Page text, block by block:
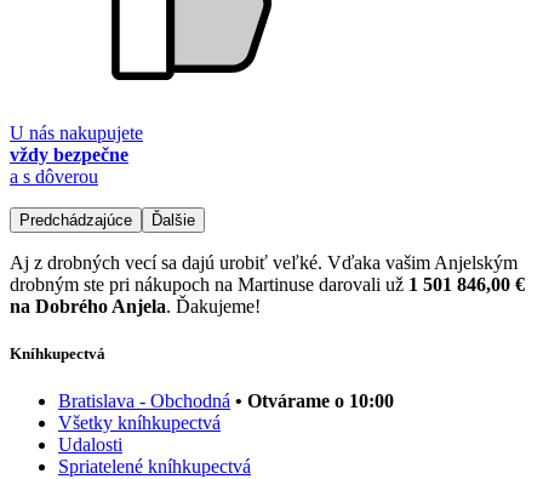
U nás nakupujete
vždy bezpečne
a s dôverou
Predchádzajúce Ďalšie
Aj z drobných vecí sa dajú urobiť veľké. Vďaka vašim Anjelským
drobným ste pri nákupoch na Martinuse darovali už 1 501 846,00 €
na Dobrého Anjela. Ďakujeme!
Kníhkupectvá
Bratislava - Obchodná • Otvárame o 10:00
Všetky kníhkupectvá
Udalosti
Spriatelené kníhkupectvá